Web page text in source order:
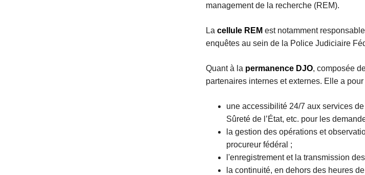
management de la recherche (REM).
La cellule REM est notamment
enquêtes au sein de la Police Judiciaire
Quant à la permanence DJO, composée
partenaires internes et externes. Elle a
une accessibilité 24/7 aux services
Sûreté de l’État, etc. pour les
la gestion des opérations et
procureur fédéral ;
l'enregistrement et la transmission
la continuité, en dehors des heures